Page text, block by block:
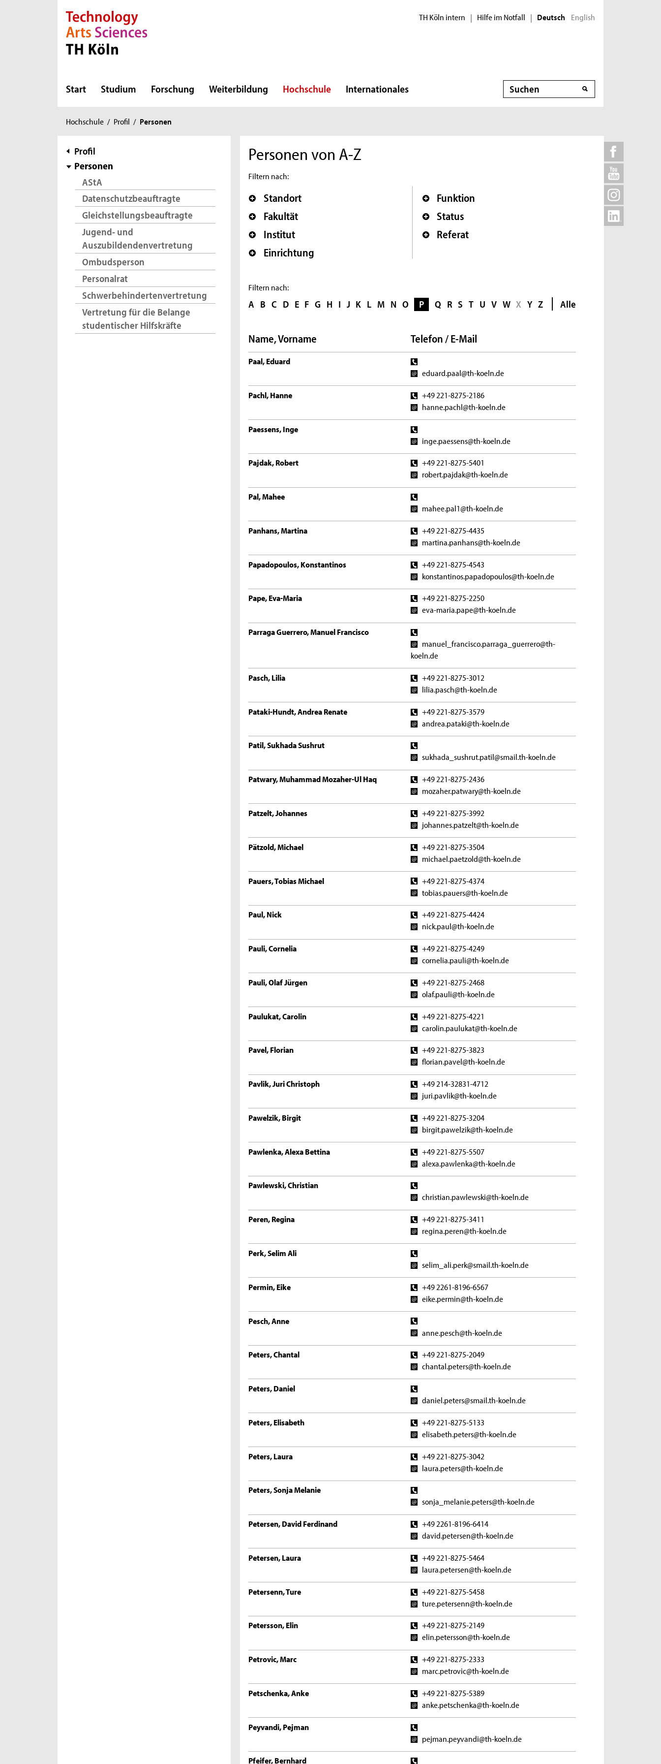
Direkt zur Hauptnavigation
Direkt zur Subnavigation
Direkt zum Inhalt
Direkt zum Fußbereich TH Köln intern | Hilfe im Notfall | Deutsch English
Start Studium Forschung Weiterbildung Hochschule Internationales Suche
Sie
hier:
Hochschule / Profil / Personen
Subnavigation
Profil
Personen
AStA
Datenschutzbeauftragte
Gleichstellungsbeauftragte
Jugend- und
Auszubildendenvertretung
Ombudsperson
Personalrat
Schwerbehindertenvertretung
Vertretung für die Belange
studentischer Hilfskräfte
Personen von A-Z
Filtern nach:
Standort
Fakultät
Institut
Einrichtung
Funktion
Status
Referat
Filtern nach:
A B C D E F G H I J K L M N O P Q R S T U V W X Y Z Alle
Name, Vorname Telefon / E-Mail
Paal, Eduard
eduard.paal@th-koeln.de
Pachl, Hanne
+49 221-8275-2186
hanne.pachl@th-koeln.de
Paessens, Inge
inge.paessens@th-koeln.de
Pajdak, Robert
+49 221-8275-5401
robert.pajdak@th-koeln.de
Pal, Mahee
mahee.pal1@th-koeln.de
Panhans, Martina
+49 221-8275-4435
martina.panhans@th-koeln.de
Papadopoulos, Konstantinos
+49 221-8275-4543
konstantinos.papadopoulos@th-koeln.de
Pape, Eva-Maria
+49 221-8275-2250
eva-maria.pape@th-koeln.de
Parraga Guerrero, Manuel Francisco
manuel_francisco.parraga_guerrero@th-
koeln.de
Pasch, Lilia
+49 221-8275-3012
lilia.pasch@th-koeln.de
Pataki-Hundt, Andrea Renate
+49 221-8275-3579
andrea.pataki@th-koeln.de
Patil, Sukhada Sushrut
sukhada_sushrut.patil@smail.th-koeln.de
Patwary, Muhammad Mozaher-Ul Haq
+49 221-8275-2436
mozaher.patwary@th-koeln.de
Patzelt, Johannes
+49 221-8275-3992
johannes.patzelt@th-koeln.de
Pätzold, Michael
+49 221-8275-3504
michael.paetzold@th-koeln.de
Pauers, Tobias Michael
+49 221-8275-4374
tobias.pauers@th-koeln.de
Paul, Nick
+49 221-8275-4424
nick.paul@th-koeln.de
Pauli, Cornelia
+49 221-8275-4249
cornelia.pauli@th-koeln.de
Pauli, Olaf Jürgen
+49 221-8275-2468
olaf.pauli@th-koeln.de
Paulukat, Carolin
+49 221-8275-4221
carolin.paulukat@th-koeln.de
Pavel, Florian
+49 221-8275-3823
florian.pavel@th-koeln.de
Pavlik, Juri Christoph
+49 214-32831-4712
juri.pavlik@th-koeln.de
Pawelzik, Birgit
+49 221-8275-3204
birgit.pawelzik@th-koeln.de
Pawlenka, Alexa Bettina
+49 221-8275-5507
alexa.pawlenka@th-koeln.de
Pawlewski, Christian
christian.pawlewski@th-koeln.de
Peren, Regina
+49 221-8275-3411
regina.peren@th-koeln.de
Perk, Selim Ali
selim_ali.perk@smail.th-koeln.de
Permin, Eike
+49 2261-8196-6567
eike.permin@th-koeln.de
Pesch, Anne
anne.pesch@th-koeln.de
Peters, Chantal
+49 221-8275-2049
chantal.peters@th-koeln.de
Peters, Daniel
daniel.peters@smail.th-koeln.de
Peters, Elisabeth
+49 221-8275-5133
elisabeth.peters@th-koeln.de
Peters, Laura
+49 221-8275-3042
laura.peters@th-koeln.de
Peters, Sonja Melanie
sonja_melanie.peters@th-koeln.de
Petersen, David Ferdinand
+49 2261-8196-6414
david.petersen@th-koeln.de
Petersen, Laura
+49 221-8275-5464
laura.petersen@th-koeln.de
Petersenn, Ture
+49 221-8275-5458
ture.petersenn@th-koeln.de
Petersson, Elin
+49 221-8275-2149
elin.petersson@th-koeln.de
Petrovic, Marc
+49 221-8275-2333
marc.petrovic@th-koeln.de
Petschenka, Anke
+49 221-8275-5389
anke.petschenka@th-koeln.de
Peyvandi, Pejman
pejman.peyvandi@th-koeln.de
Pfeifer, Bernhard